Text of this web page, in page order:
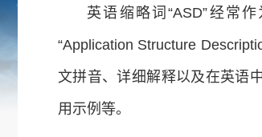
英语缩略词“ASD”经常作
“Application Structure
文拼音、详细解释以及在英语
用示例等。